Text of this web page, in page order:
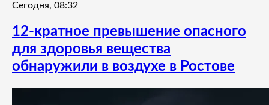
Сегодня, 08:32
12-кратное превышение опасного
для здоровья вещества
обнаружили в воздухе в Ростове